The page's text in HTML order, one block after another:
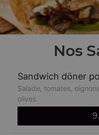
Nos
Sandwich döner
Salade, tomates,
olives